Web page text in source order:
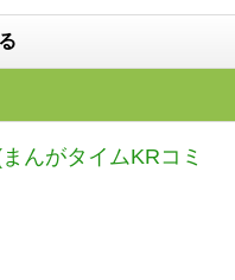
んがタイムKRコミ